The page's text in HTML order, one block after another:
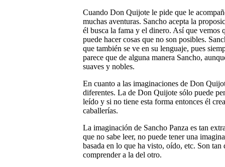
Cuando Don Quijote le pide que le
muchas aventuras. Sancho acepta la
él busca la fama y el dinero. Así que vemos
puede hacer cosas que no son posibles.
que también se ve en su lenguaje, pues
parece que de alguna manera Sancho,
suaves y nobles.
En cuanto a las imaginaciones de Don
diferentes. La de Don Quijote sólo puede
leído y si no tiene esta forma entonces él
caballerías.
La imaginación de Sancho Panza es tan
que no sabe leer, no puede tener una
basada en lo que ha visto, oído, etc. Son
comprender a la del otro.